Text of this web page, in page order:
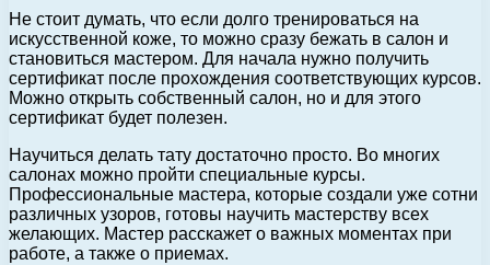
Не стоит думать, что если долго тренироваться на
искусственной коже, то можно сразу бежать в салон и
становиться мастером. Для начала нужно получить
сертификат после прохождения соответствующих курсов.
Можно открыть собственный салон, но и для этого
сертификат будет полезен.
Научиться делать тату достаточно просто. Во многих
салонах можно пройти специальные курсы.
Профессиональные мастера, которые создали уже сотни
различных узоров, готовы научить мастерству всех
желающих. Мастер расскажет о важных моментах при
работе, а также о приемах.